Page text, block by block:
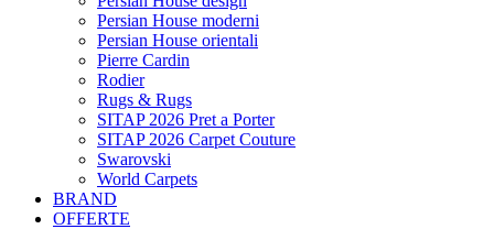
Persian House moderni
Persian House orientali
Pierre Cardin
Rodier
Rugs & Rugs
SITAP 2026 Pret a Porter
SITAP 2026 Carpet Couture
Swarovski
World Carpets
BRAND
OFFERTE